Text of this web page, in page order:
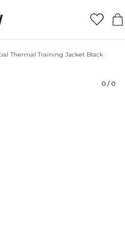
Thermal Training Jacket Black
0 / 0